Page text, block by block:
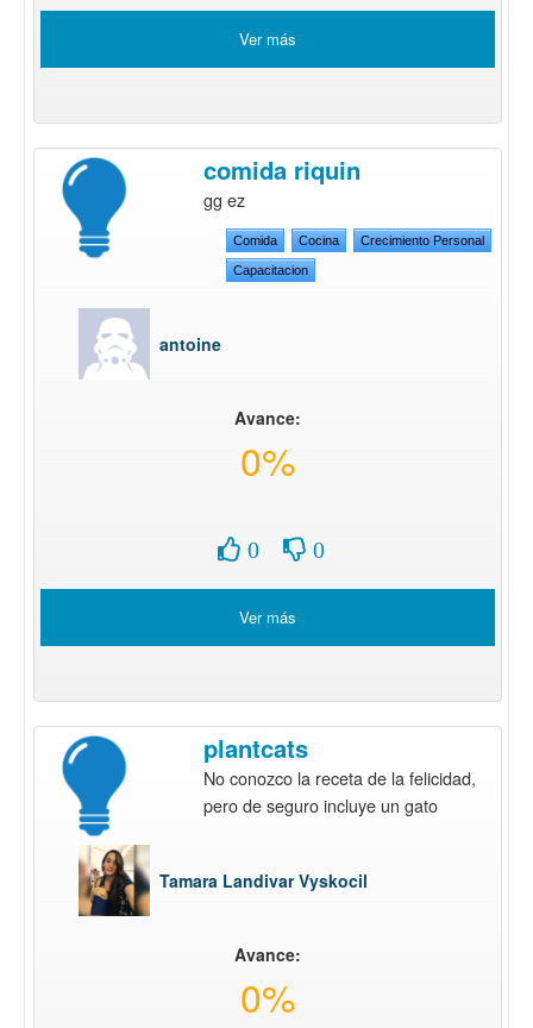
Ver más
comida riquin
gg ez
Comida Cocina Crecimiento Personal
Capacitacion
antoine
Avance:
0%
0 0
Ver más
plantcats
No conozco la receta de la felicidad,
pero de seguro incluye un gato
Tamara Landivar Vyskocil
Avance:
0%